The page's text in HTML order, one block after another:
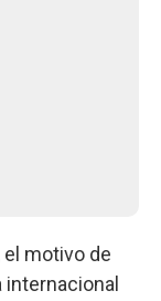
el motivo de